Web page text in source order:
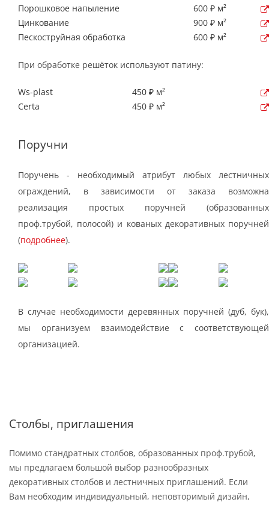
Порошковое напыление
600 ₽ м²
Цинкование
900 ₽ м²
Пескоструйная обработка
600 ₽ м²
При обработке решёток используют патину:
Ws-plast
450 ₽ м²
Certa
450 ₽ м²
Поручни
Поручень - необходимый атрибут любых лестничных
ограждений, в зависимости от заказа возможна
реализация простых поручней (образованных
проф.трубой, полосой) и кованых декоративных поручней
(подробнее).
В случае необходимости деревянных поручней (дуб, бук),
мы организуем взаимодействие с соответствующей
организацией.
Столбы, приглашения
Помимо стандратных столбов, образованных проф.трубой,
мы предлагаем большой выбор разнообразных
декоративных столбов и лестничных приглашений. Если
Вам необходим индивидуальный, неповторимый дизайн,